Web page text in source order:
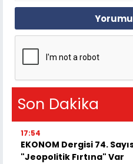
Son Dakika
17:54
EKONOM Dergisi 74.
"Jeopolitik Fırtına" Var